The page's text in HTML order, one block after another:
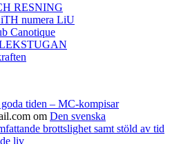
RESNING
numera LiU
Canotique
LEKSTUGAN
goda tiden – MC-kompisar
om Den svenska
brottslighet samt stöld av tid
liv